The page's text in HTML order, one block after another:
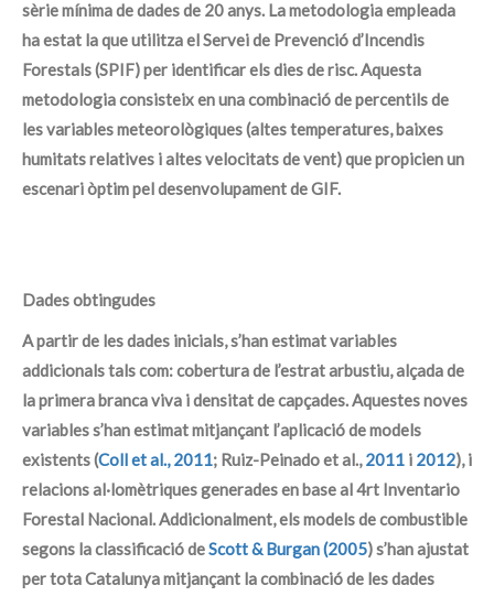
sèrie mínima de dades de 20 anys. La metodologia empleada
ha estat la que utilitza el Servei de Prevenció d’Incendis
Forestals (SPIF) per identificar els dies de risc. Aquesta
metodologia consisteix en una combinació de percentils de
les variables meteorològiques (altes temperatures, baixes
humitats relatives i altes velocitats de vent) que propicien un
escenari òptim pel desenvolupament de GIF.
Dades obtingudes
A partir de les dades inicials, s’han estimat variables
addicionals tals com: cobertura de l’estrat arbustiu, alçada de
la primera branca viva i densitat de capçades. Aquestes noves
variables s’han estimat mitjançant l’aplicació de models
existents (Coll et al., 2011; Ruiz-Peinado et al.,2011 i 2012), i
relacions al·lomètriques generades en base al 4rt Inventario
Forestal Nacional. Addicionalment, els models de combustible
segons la classificació deScott & Burgan (2005) s’han ajustat
per tota Catalunya mitjançant la combinació de les dades